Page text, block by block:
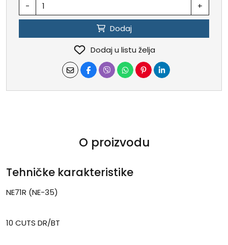
- +
Dodaj
Dodaj u listu želja
O proizvodu
Tehničke karakteristike
NE71R (NE-35)
10 CUTS DR/BT